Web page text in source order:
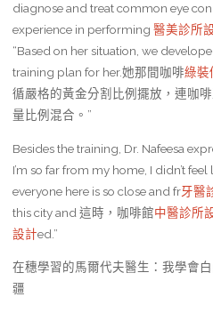
diagnose and treat common eye
experience in performing 醫美診所
“Based on her situation, we
training plan for her.她那間咖啡綠裝
循嚴格的黃金分割比例擺放，連咖
量比例混合。”
Besides the training, Dr. Nafeesa
I’m so far from my home, I didn’t
everyone here is so close and fr牙醫
this city and 這時，咖啡館中醫診所
設計ed.”
在穗學習的馬爾代夫醫生：我學會
疆